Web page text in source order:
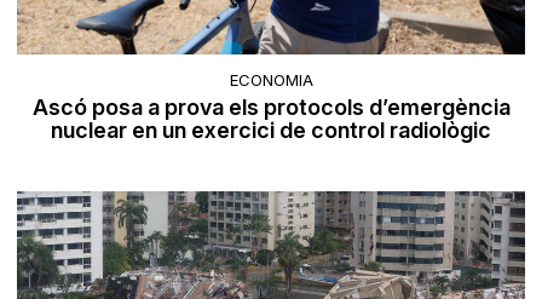
ECONOMIA
Ascó posa a prova els protocols d’emergència
nuclear en un exercici de control radiològic